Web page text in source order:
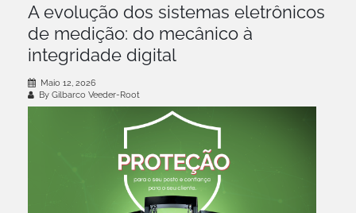
A evolução dos sistemas eletrônicos
de medição: do mecânico à
integridade digital
Maio 12, 2026
By Gilbarco Veeder-Root